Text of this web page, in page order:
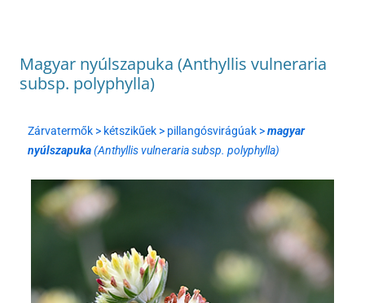
Magyar nyúlszapuka (Anthyllis vulneraria
subsp. polyphylla)
Zárvatermők > kétszikűek > pillangósvirágúak >magyar
nyúlszapuka(Anthyllis vulneraria subsp. polyphylla)